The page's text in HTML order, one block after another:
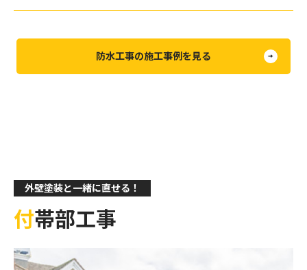
防水工事の施工事例を見る
外壁塗装と一緒に直せる！
付帯部工事